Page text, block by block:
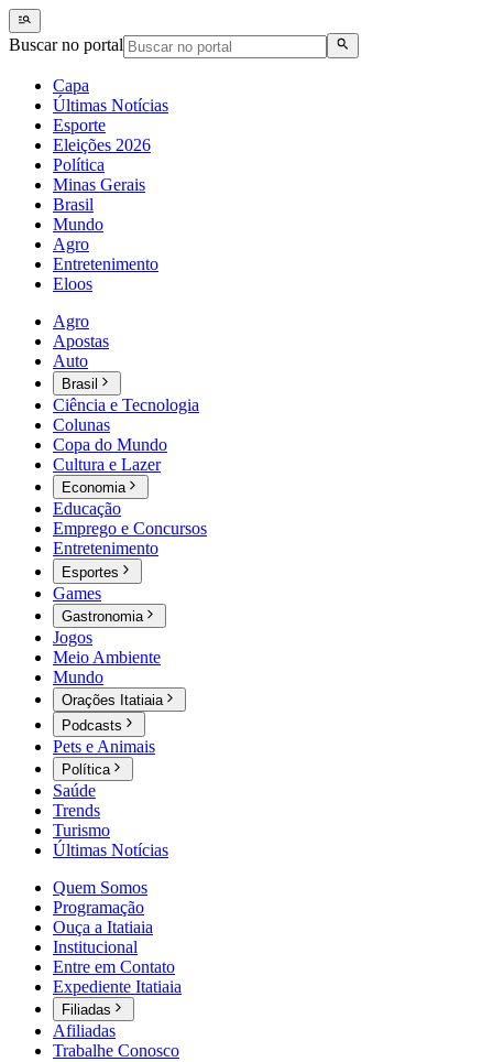
Buscar no portal
Capa
Últimas Notícias
Esporte
Eleições 2026
Política
Minas Gerais
Brasil
Mundo
Agro
Entretenimento
Eloos
Agro
Apostas
Auto
Brasil
Ciência e Tecnologia
Colunas
Copa do Mundo
Cultura e Lazer
Economia
Educação
Emprego e Concursos
Entretenimento
Esportes
Games
Gastronomia
Jogos
Meio Ambiente
Mundo
Orações Itatiaia
Podcasts
Pets e Animais
Política
Saúde
Trends
Turismo
Últimas Notícias
Quem Somos
Programação
Ouça a Itatiaia
Institucional
Entre em Contato
Expediente Itatiaia
Filiadas
Afiliadas
Trabalhe Conosco